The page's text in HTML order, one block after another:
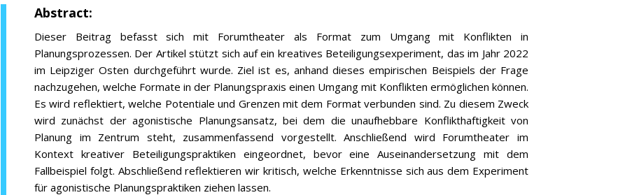
Abstract:
Dieser Beitrag befasst sich mit Forumtheater als Format zum Umgang mit Konflikten in
Planungsprozessen. Der Artikel stützt sich auf ein kreatives Beteiligungsexperiment, das im Jahr 2022
im Leipziger Osten durchgeführt wurde. Ziel ist es, anhand dieses empirischen Beispiels der Frage
nachzugehen, welche Formate in der Planungspraxis einen Umgang mit Konflikten ermöglichen können.
Es wird reflektiert, welche Potentiale und Grenzen mit dem Format verbunden sind. Zu diesem Zweck
wird zunächst der agonistische Planungsansatz, bei dem die unaufhebbare Konflikthaftigkeit von
Planung im Zentrum steht, zusammenfassend vorgestellt. Anschließend wird Forumtheater im
Kontext kreativer Beteiligungspraktiken eingeordnet, bevor eine Auseinandersetzung mit dem
Fallbeispiel folgt. Abschließend reflektieren wir kritisch, welche Erkenntnisse sich aus dem Experiment
für agonistische Planungspraktiken ziehen lassen.